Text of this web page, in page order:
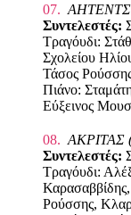
07.
Συντελεστές:
Τραγόυδι:
Σχολείου
Τάσος
Πιάνο:
Εύξεινος
08. ΑΚΡΙΤΑΣ
Συντελεστές:
Τραγόυδι:
Ρούσσης,